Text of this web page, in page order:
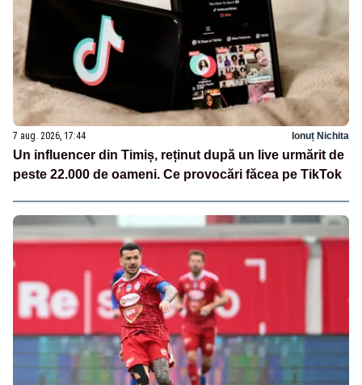
7 aug. 2026, 17:44 Ionuț Nichita
Un influencer din Timiș, reținut după un live urmărit de
peste 22.000 de oameni. Ce provocări făcea pe TikTok